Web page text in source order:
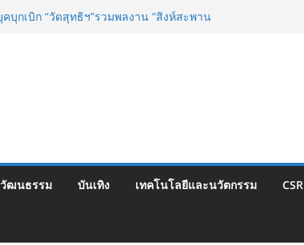
บุกเบิก “วัดสุทธิฯ”รวมพลงาน “สิงห์สะพาน
จับมือ กระทรวงวัฒนธรรม แถลงเปิดตัว
ลักษณ์อาหารภูมิภาค “รสถิ่นไทย” เฟ้นหาเมนู
Soft Power สู่ระดับโลก
ฒนธรรม บันเทิง เทคโนโลยีและนวัตกรรม CSR